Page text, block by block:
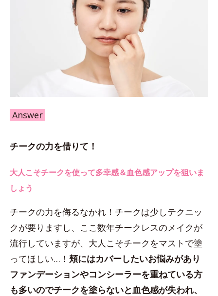
Answer
チークの力を借りて！
大人こそチークを使って多幸感＆血色感アップを狙いま
しょう
チークの力を侮るなかれ！チークは少しテクニッ
クが要りますし、ここ数年チークレスのメイクが
流行していますが、大人こそチークをマストで塗
ってほしい…！ 頬にはカバーしたいお悩みがあり
ファンデーションやコンシーラーを重ねている方
も多いのでチークを塗らないと血色感が失われ、